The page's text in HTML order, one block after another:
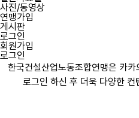
사진/동영상
연맹가입
게시판
로그인
회원가입
로그인
한국건설산업노동조합연맹은 카
로그인 하신 후 더욱 다양한